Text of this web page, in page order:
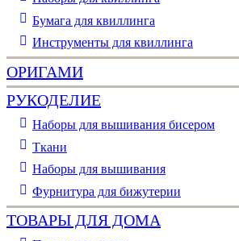
Бумага для квиллинга
Инструменты для квиллинга
ОРИГАМИ
РУКОДЕЛИЕ
Наборы для вышивания бисером
Ткани
Наборы для вышивания
Фурнитура для бижутерии
ТОВАРЫ ДЛЯ ДОМА